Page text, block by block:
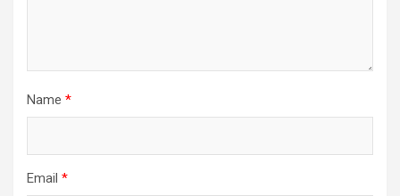
Name *
Email *